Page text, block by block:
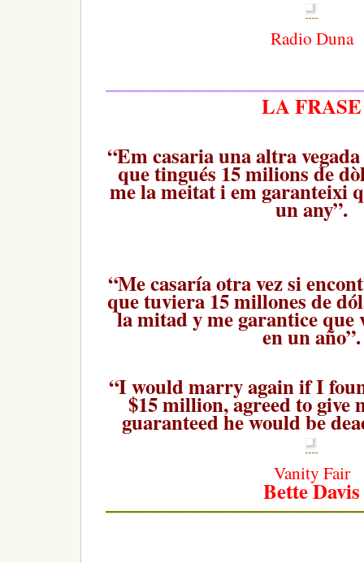
Radio Duna
LA FRASE
“Em casaria una altra
que tingués 15 milions de
me la meitat i em garanteixi
un any”.
“Me casaría otra vez si
que tuviera 15 millones de
la mitad y me garantice que
en un año”.
“I would marry again if I
$15 million, agreed to give
guaranteed he would be
Vanity Fair
Bette Davis